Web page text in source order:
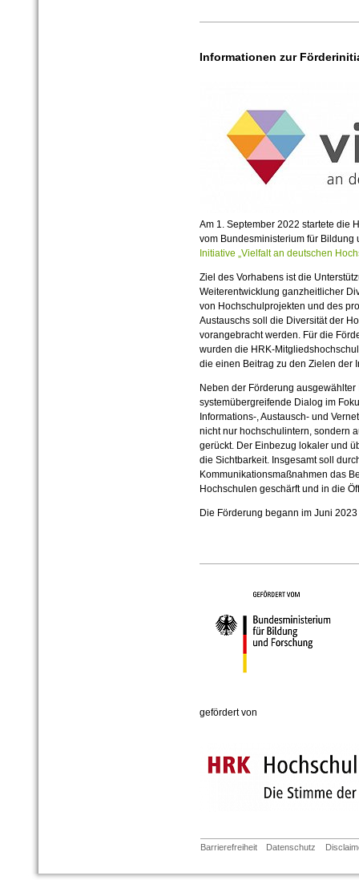
Informationen zur
Am 1. September 2022 startete die
vom Bundesministerium für Bildung
Initiative „Vielfalt an deutschen
Ziel des Vorhabens ist die
Weiterentwicklung ganzheitlicher
von Hochschulprojekten und des
Austauschs soll die Diversität der
vorangebracht werden. Für die
wurden die HRK-
die einen Beitrag zu den Zielen der
Neben der Förderung
systemübergreifende Dialog im
Informations-, Austausch- und
nicht nur hochschulintern, sondern
gerückt. Der Einbezug lokaler und
die Sichtbarkeit. Insgesamt soll
Kommunikationsmaßnahmen das
Hochschulen geschärft und in die
Die Förderung begann im Juni
gefördert von
Barrierefreiheit Datenschutz